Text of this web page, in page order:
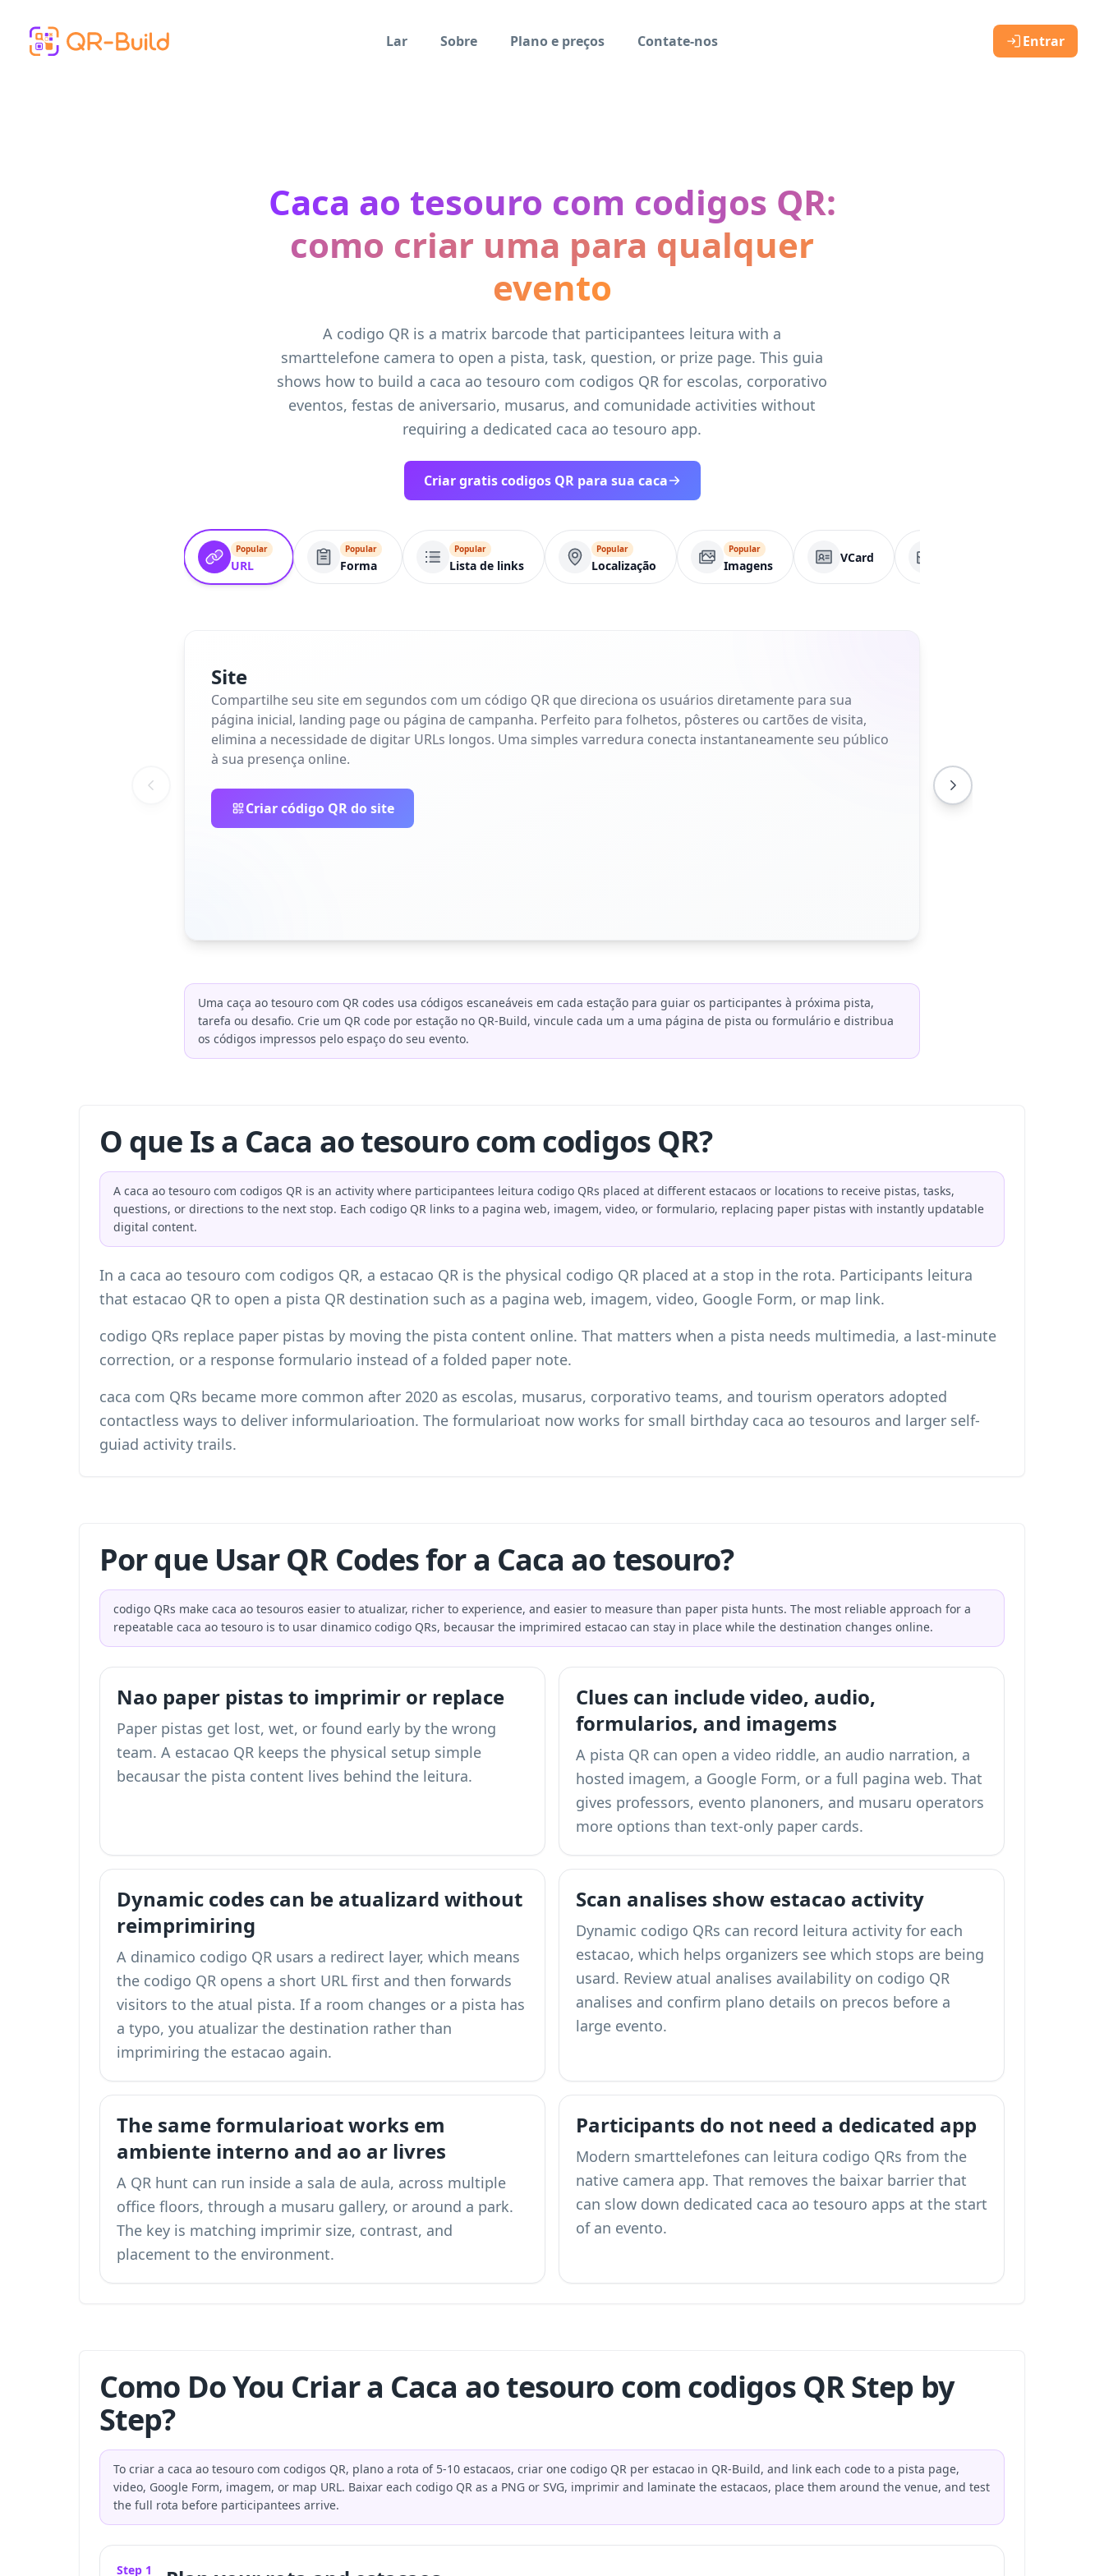
Lar
Sobre Plano e preços Contate-nos Entrar
Caca ao tesouro com codigos QR:
como criar uma para qualquer
evento
A codigo QR is a matrix barcode that participantees leitura with a
smarttelefone camera to open a pista, task, question, or prize page. This guia
shows how to build a caca ao tesouro com codigos QR for escolas, corporativo
eventos, festas de aniversario, musarus, and comunidade activities without
requiring a dedicated caca ao tesouro app.
Criar gratis codigos QR para sua caca
Popular
URL
Popular
Forma
Popular
Lista de links
Popular
Localização
Popular
Imagens
VCard
Site
Compartilhe seu site em segundos com um código QR que direciona os usuários diretamente para sua
página inicial, landing page ou página de campanha. Perfeito para folhetos, pôsteres ou cartões de visita,
elimina a necessidade de digitar URLs longos. Uma simples varredura conecta instantaneamente seu público
à sua presença online.
Criar código QR do site
Uma caça ao tesouro com QR codes usa códigos escaneáveis em cada estação para guiar os participantes à próxima pista,
tarefa ou desafio. Crie um QR code por estação no QR-Build, vincule cada um a uma página de pista ou formulário e distribua
os códigos impressos pelo espaço do seu evento.
O que Is a Caca ao tesouro com codigos QR?
A caca ao tesouro com codigos QR is an activity where participantees leitura codigo QRs placed at different estacaos or locations to receive pistas, tasks,
questions, or directions to the next stop. Each codigo QR links to a pagina web, imagem, video, or formulario, replacing paper pistas with instantly updatable
digital content.
In a caca ao tesouro com codigos QR, a estacao QR is the physical codigo QR placed at a stop in the rota. Participants leitura
that estacao QR to open a pista QR destination such as a pagina web, imagem, video, Google Form, or map link.
codigo QRs replace paper pistas by moving the pista content online. That matters when a pista needs multimedia, a last-minute
correction, or a response formulario instead of a folded paper note.
caca com QRs became more common after 2020 as escolas, musarus, corporativo teams, and tourism operators adopted
contactless ways to deliver informularioation. The formularioat now works for small birthday caca ao tesouros and larger self-
guiad activity trails.
Por que Usar QR Codes for a Caca ao tesouro?
codigo QRs make caca ao tesouros easier to atualizar, richer to experience, and easier to measure than paper pista hunts. The most reliable approach for a
repeatable caca ao tesouro is to usar dinamico codigo QRs, becausar the imprimired estacao can stay in place while the destination changes online.
Nao paper pistas to imprimir or replace
Paper pistas get lost, wet, or found early by the wrong
team. A estacao QR keeps the physical setup simple
becausar the pista content lives behind the leitura.
Clues can include video, audio,
formularios, and imagems
A pista QR can open a video riddle, an audio narration, a
hosted imagem, a Google Form, or a full pagina web. That
gives professors, evento planoners, and musaru operators
more options than text-only paper cards.
Dynamic codes can be atualizard without
reimprimiring
A dinamico codigo QR usars a redirect layer, which means
the codigo QR opens a short URL first and then forwards
visitors to the atual pista. If a room changes or a pista has
a typo, you atualizar the destination rather than
imprimiring the estacao again.
Scan analises show estacao activity
Dynamic codigo QRs can record leitura activity for each
estacao, which helps organizers see which stops are being
usard. Review atual analises availability on codigo QR
analises and confirm plano details on precos before a
large evento.
The same formularioat works em
ambiente interno and ao ar livres
A QR hunt can run inside a sala de aula, across multiple
office floors, through a musaru gallery, or around a park.
The key is matching imprimir size, contrast, and
placement to the environment.
Participants do not need a dedicated app
Modern smarttelefones can leitura codigo QRs from the
native camera app. That removes the baixar barrier that
can slow down dedicated caca ao tesouro apps at the start
of an evento.
Como Do You Criar a Caca ao tesouro com codigos QR Step by
Step?
To criar a caca ao tesouro com codigos QR, plano a rota of 5-10 estacaos, criar one codigo QR per estacao in QR-Build, and link each code to a pista page,
video, Google Form, imagem, or map URL. Baixar each codigo QR as a PNG or SVG, imprimir and laminate the estacaos, place them around the venue, and test
the full rota before participantees arrive.
Step 1